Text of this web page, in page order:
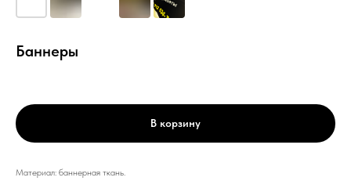
Баннеры
В корзину
Материал: баннерная ткань.